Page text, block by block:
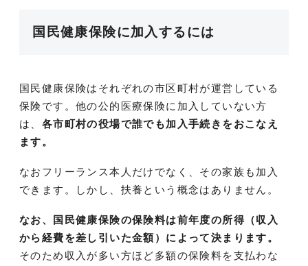
国民健康保険に加入するには
国民健康保険はそれぞれの市区町村が運営している
保険です。他の公的医療保険に加入していない方
は、 各市町村の役場で誰でも加入手続きをおこなえ
ます。
なおフリーランス本人だけでなく、その家族も加入
できます。しかし、扶養という概念はありません。
なお、国民健康保険の保険料は前年度の所得（収入
から経費を差し引いた金額）によって決まります。
そのため収入が多い方ほど多額の保険料を支払わな